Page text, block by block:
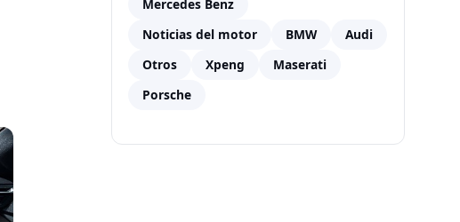
Mercedes Benz
Noticias del motor
BMW
Audi
Otros
Xpeng
Maserati
Porsche